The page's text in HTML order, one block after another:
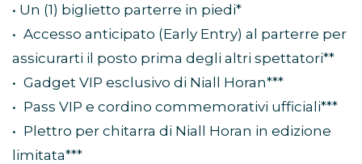
• Un (1) biglietto parterre in piedi*
• Accesso anticipato (Early Entry) al parterre per
assicurarti il posto prima degli altri spettatori**
• Gadget VIP esclusivo di Niall Horan***
• Pass VIP e cordino commemorativi ufficiali***
• Plettro per chitarra di Niall Horan in edizione
limitata***